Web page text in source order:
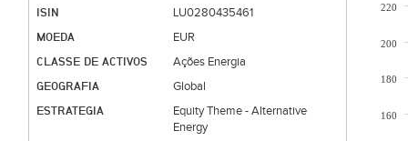
ISIN
LU0280435461
MOEDA
EUR
CLASSE DE ACTIVOS
Ações Energia
GEOGRAFIA
Global
ESTRATEGIA
Equity Theme - Alternative
Energy
160
180
200
220